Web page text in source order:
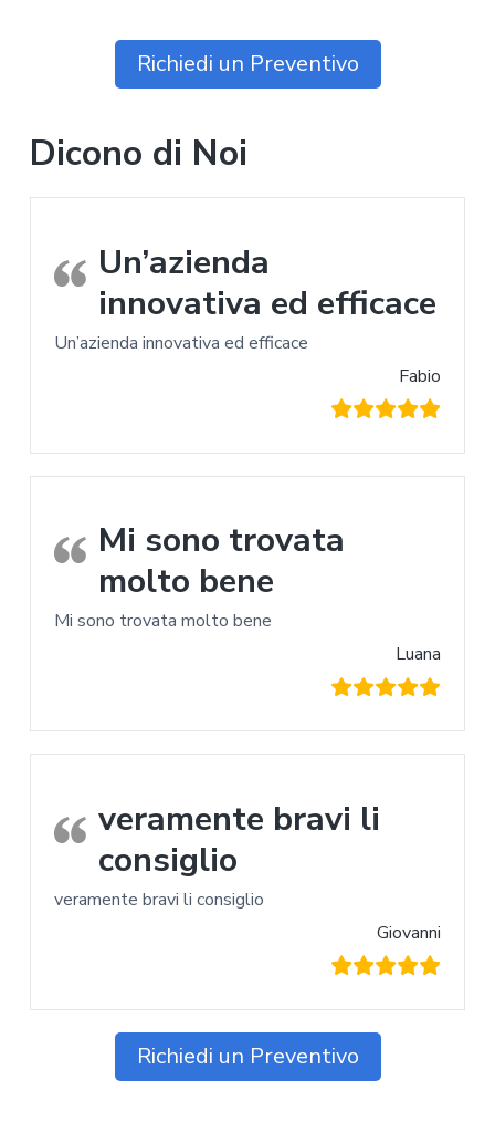
Richiedi un Preventivo
Dicono di Noi
Un’azienda
innovativa ed efficace
Un’azienda innovativa ed efficace
Fabio
Mi sono trovata
molto bene
Mi sono trovata molto bene
Luana
veramente bravi li
consiglio
veramente bravi li consiglio
Giovanni
Richiedi un Preventivo